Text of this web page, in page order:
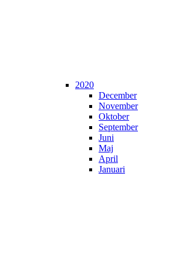
2020
December
November
Oktober
September
Juni
Maj
April
Januari